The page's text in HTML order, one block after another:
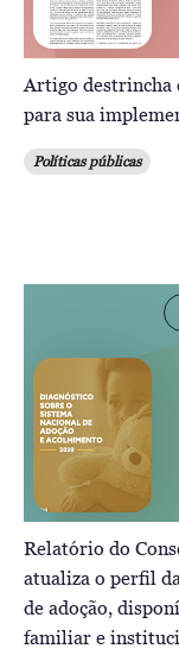
Artigo destrincha
para sua
Políticas públicas
Relatório do
atualiza o perfil
de adoção,
familiar e